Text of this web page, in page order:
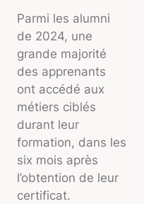
Parmi les alumni
de 2024, une
grande majorité
des apprenants
ont accédé aux
métiers ciblés
durant leur
formation, dans les
six mois après
l’obtention de leur
certificat.